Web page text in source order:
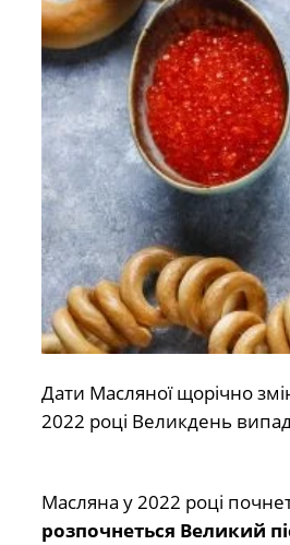
Дати Масляної щорічно
2022 році Великдень
Масляна у 2022 році
розпочнеться Великий